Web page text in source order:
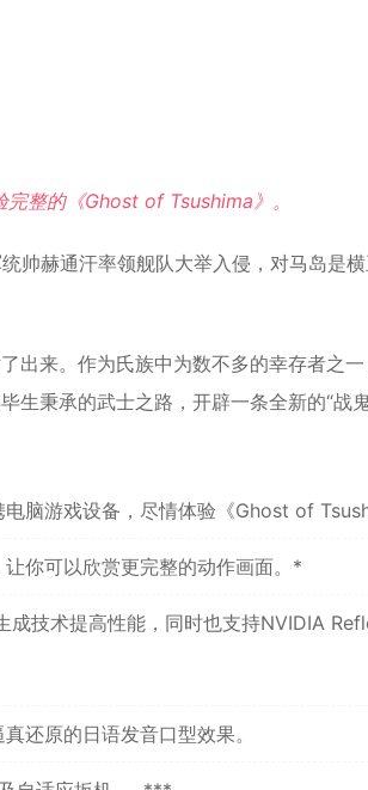
整的《Ghost of Tsushima》。
帅赫通汗率领舰队大举入侵，对马岛是
出来。作为氏族中为数不多的幸存者之
秉承的武士之路，开辟一条全新的“战鬼
脑游戏设备，尽情体验《Ghost of
你可以欣赏更完整的动作画面。*
技术提高性能，同时也支持NVIDIA
还原的日语发音口型效果。